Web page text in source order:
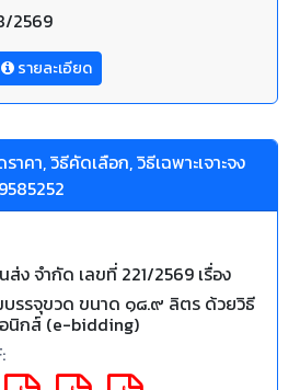
2569
รายละเอียด
าคา, วิธีคัดเลือก, วิธีเฉพาะเจาะจง
ส่ง จำกัด เลขที่ 221/2569 เรื่อง
บรรจุขวด ขนาด ๑๘.๙ ลิตร ด้วยวิธี
อนิกส์ (e-bidding)